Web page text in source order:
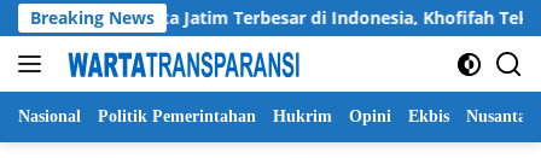
Langsung
ke
konten
Breaking News
Pramuka Jatim Terbesar di Indonesia, Khofifah Tekankan
Nasional Politik Pemerintahan Hukrim Opini Ekbis Nusantara